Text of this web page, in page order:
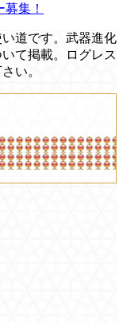
集！
道です。武器進化
て掲載。ログレス
い。